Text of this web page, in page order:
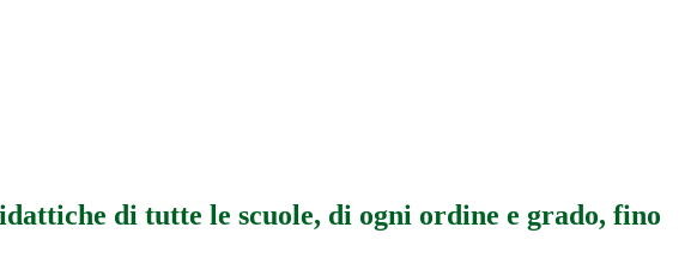
di tutte le scuole, di ogni ordine e grado, fino